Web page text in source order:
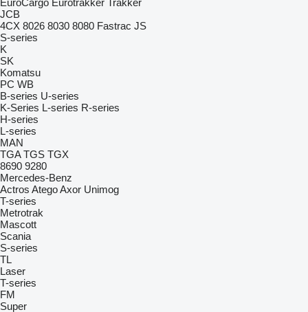
EuroCargo Eurotrakker Trakker
JCB
4CX 8026 8030 8080 Fastrac JS
S-series
K
SK
Komatsu
PC WB
B-series U-series
K-Series L-series R-series
H-series
L-series
MAN
TGA TGS TGX
8690 9280
Mercedes-Benz
Actros AtegoAxor Unimog
T-series
Metrotrak
Mascott
Scania
S-series
TL
Laser
T-series
FM
Super